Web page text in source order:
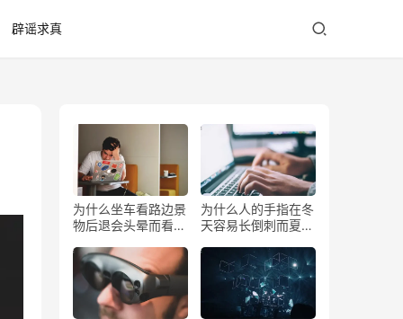
辟谣求真
为什么坐车看路边景
物后退会头晕而看前
为什么人的手指在冬
天容易长倒刺而夏天